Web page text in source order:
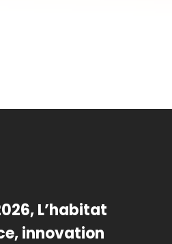
L’habitat
innovation